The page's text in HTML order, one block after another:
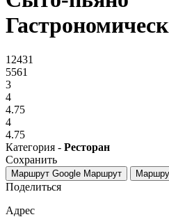
12431
5561
3
4
4.75
4
4.75
Категория - Ресторан
Сохранить
Маршрут Google Маршрут
Поделиться
Адрес